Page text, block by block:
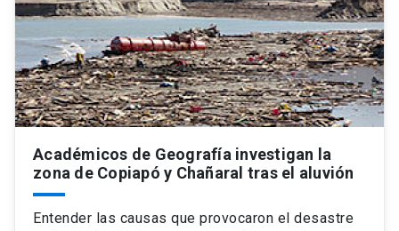
Académicos de Geografía investigan la
zona de Copiapó y Chañaral tras el aluvión
Entender las causas que provocaron el desastre